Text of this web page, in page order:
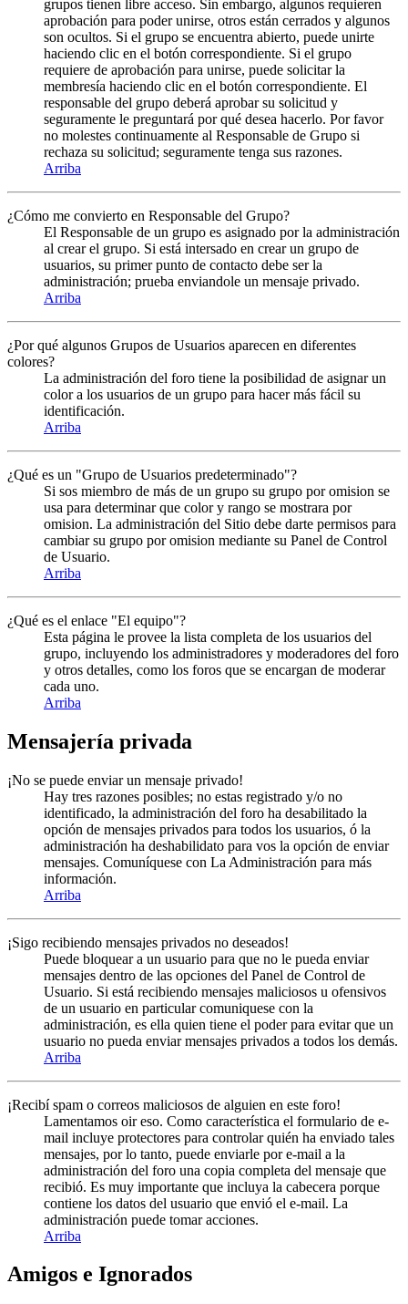
grupos tienen libre acceso. Sin embargo, algunos requieren
aprobación para poder unirse, otros están cerrados y algunos
son ocultos. Si el grupo se encuentra abierto, puede unirte
haciendo clic en el botón correspondiente. Si el grupo
requiere de aprobación para unirse, puede solicitar la
membresía haciendo clic en el botón correspondiente. El
responsable del grupo deberá aprobar su solicitud y
seguramente le preguntará por qué desea hacerlo. Por favor
no molestes continuamente al Responsable de Grupo si
rechaza su solicitud; seguramente tenga sus razones.
Arriba
¿Cómo me convierto en Responsable del Grupo?
El Responsable de un grupo es asignado por la administración
al crear el grupo. Si está intersado en crear un grupo de
usuarios, su primer punto de contacto debe ser la
administración; prueba enviandole un mensaje privado.
Arriba
¿Por qué algunos Grupos de Usuarios aparecen en diferentes
colores?
La administración del foro tiene la posibilidad de asignar un
color a los usuarios de un grupo para hacer más fácil su
identificación.
Arriba
¿Qué es un "Grupo de Usuarios predeterminado"?
Si sos miembro de más de un grupo su grupo por omision se
usa para determinar que color y rango se mostrara por
omision. La administración del Sitio debe darte permisos para
cambiar su grupo por omision mediante su Panel de Control
de Usuario.
Arriba
¿Qué es el enlace "El equipo"?
Esta página le provee la lista completa de los usuarios del
grupo, incluyendo los administradores y moderadores del foro
y otros detalles, como los foros que se encargan de moderar
cada uno.
Arriba
Mensajería privada
¡No se puede enviar un mensaje privado!
Hay tres razones posibles; no estas registrado y/o no
identificado, la administración del foro ha desabilitado la
opción de mensajes privados para todos los usuarios, ó la
administración ha deshabilidato para vos la opción de enviar
mensajes. Comuníquese con La Administración para más
información.
Arriba
¡Sigo recibiendo mensajes privados no deseados!
Puede bloquear a un usuario para que no le pueda enviar
mensajes dentro de las opciones del Panel de Control de
Usuario. Si está recibiendo mensajes maliciosos u ofensivos
de un usuario en particular comuniquese con la
administración, es ella quien tiene el poder para evitar que un
usuario no pueda enviar mensajes privados a todos los demás.
Arriba
¡Recibí spam o correos maliciosos de alguien en este foro!
Lamentamos oir eso. Como característica el formulario de e-
mail incluye protectores para controlar quién ha enviado tales
mensajes, por lo tanto, puede enviarle por e-mail a la
administración del foro una copia completa del mensaje que
recibió. Es muy importante que incluya la cabecera porque
contiene los datos del usuario que envió el e-mail. La
administración puede tomar acciones.
Arriba
Amigos e Ignorados